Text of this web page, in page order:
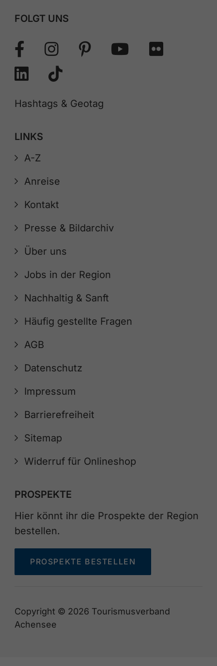
FOLGT UNS
Hashtags & Geotag
LINKS
A-Z
Anreise
Kontakt
Presse & Bildarchiv
Über uns
Jobs in der Region
Nachhaltig & Sanft
Häufig gestellte Fragen
AGB
Datenschutz
Impressum
Barrierefreiheit
Sitemap
Widerruf für Onlineshop
PROSPEKTE
Hier könnt ihr die Prospekte der Region
bestellen.
PROSPEKTE BESTELLEN
Copyright © 2026 Tourismusverband
Achensee